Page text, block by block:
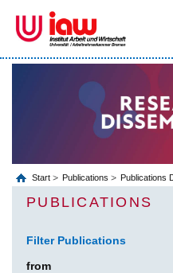
Start Publications Publications
PUBLICATIONS
Filter Publications
from